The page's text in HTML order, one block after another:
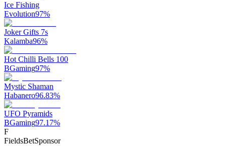
Ice Fishing
Evolution97%
Joker Gifts 7s
Kalamba96%
Hot Chilli Bells 100
BGaming97%
Mystic Shaman
Habanero96.83%
UFO Pyramids
BGaming97.17%
F
FieldsBetSponsor